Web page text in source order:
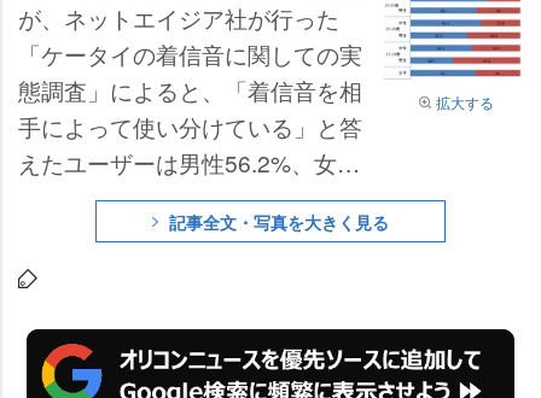
拡大する
が、ネットエイジア社が行った
「ケータイの着信音に関しての実
態調査」によると、「着信音を相
手によって使い分けている」と答
えたユーザーは男性56.2%、女性
61.7%にのぼることがわかった。
世代別平均では10代(50.0%)より2
0代(65.7%)のほうが高く、より積
が明らかになった。
記事全文・写真を大きく見る